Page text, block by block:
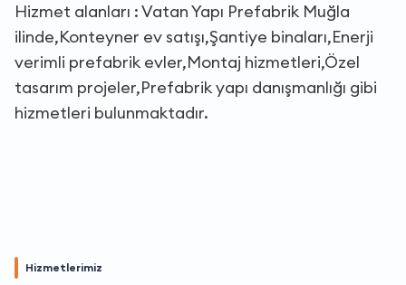
Hizmet alanları : Vatan Yapı Prefabrik Muğla
ilinde,Konteyner ev satışı,Şantiye binaları,Enerji
verimli prefabrik evler,Montaj hizmetleri,Özel
tasarım projeler,Prefabrik yapı danışmanlığı gibi
hizmetleri bulunmaktadır.
Hizmetlerimiz